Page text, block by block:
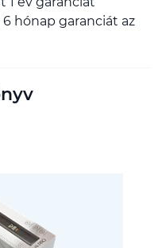
hónap garanciát az